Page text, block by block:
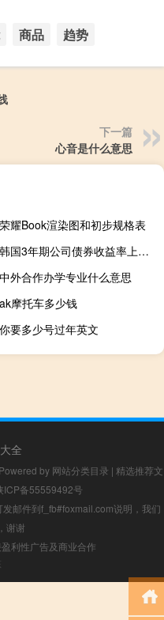
商品 趋势
下一篇
心音是什么意思
荣耀Book渲染图和初步规格表
韩国3年期公司债券收益率上升6个基点至4.702%
中外合作办学专业什么意思
ak摩托车多少钱
你要多少号过年英文
全
by 网站分类目录 | 精选推荐文
ICP备55559492号
邮件到f_fb#foxmail.com说明，我们
谢谢
利性广告及商业合作